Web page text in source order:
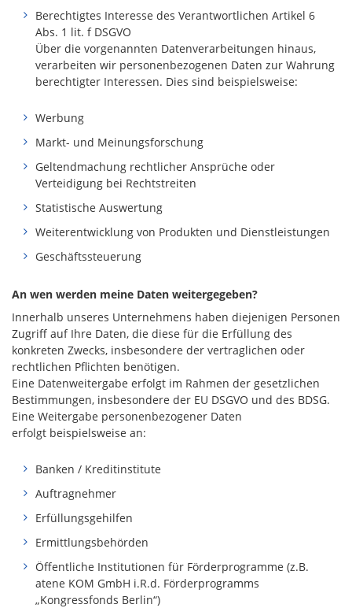
Berechtigtes Interesse des Verantwortlichen Artikel 6
Abs. 1 lit. f DSGVO
Über die vorgenannten Datenverarbeitungen hinaus,
verarbeiten wir personenbezogenen Daten zur Wahrung
berechtigter Interessen. Dies sind beispielsweise:
Werbung
Markt- und Meinungsforschung
Geltendmachung rechtlicher Ansprüche oder
Verteidigung bei Rechtstreiten
Statistische Auswertung
Weiterentwicklung von Produkten und Dienstleistungen
Geschäftssteuerung
An wen werden meine Daten weitergegeben?
Innerhalb unseres Unternehmens haben diejenigen Personen
Zugriff auf Ihre Daten, die diese für die Erfüllung des
konkreten Zwecks, insbesondere der vertraglichen oder
rechtlichen Pflichten benötigen.
Eine Datenweitergabe erfolgt im Rahmen der gesetzlichen
Bestimmungen, insbesondere der EU DSGVO und des BDSG.
Eine Weitergabe personenbezogener Daten
erfolgt beispielsweise an:
Banken / Kreditinstitute
Auftragnehmer
Erfüllungsgehilfen
Ermittlungsbehörden
Öffentliche Institutionen für Förderprogramme (z.B.
atene KOM GmbH i.R.d. Förderprogramms
„Kongressfonds Berlin“)